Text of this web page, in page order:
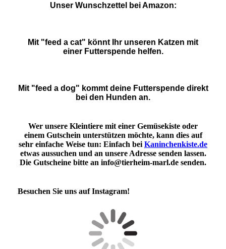
Unser Wunschzettel bei Amazon:
Mit "feed a cat" könnt Ihr unseren Katzen mit
einer Futterspende helfen.
Mit "feed a dog" kommt deine Futterspende direkt
bei den Hunden an.
Wer unsere Kleintiere mit einer Gemüsekiste oder
einem Gutschein unterstützen möchte, kann dies auf
sehr einfache Weise tun: Einfach bei Kaninchenkiste.de
etwas aussuchen und an unsere Adresse senden lassen.
Die Gutscheine bitte an info@tierheim-marl.de senden.
Besuchen Sie uns auf Instagram!